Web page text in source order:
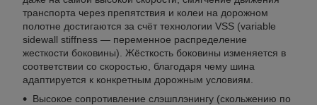
транспорта через препятствия и колеи на дорожном
полотне достигаются за счёт технологии VSS (variable
sidewall stiffness — переменное распределение
жесткости боковины). Жёсткость боковины изменяется в
соответствии со скоростью, благодаря чему шина
адаптируется к конкретным дорожным условиям.
Высокое сопротивление слэшплэнингу (скольжению по